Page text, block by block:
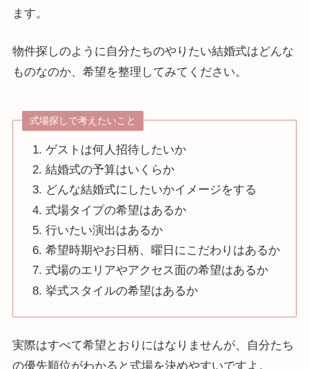
ます。
物件探しのように自分たちのやりたい結婚式はどんな
ものなのか、希望を整理してみてください。
式場探しで考えたいこと
ゲストは何人招待したいか
結婚式の予算はいくらか
どんな結婚式にしたいかイメージをする
式場タイプの希望はあるか
行いたい演出はあるか
希望時期やお日柄、曜日にこだわりはあるか
式場のエリアやアクセス面の希望はあるか
挙式スタイルの希望はあるか
実際はすべて希望とおりにはなりませんが、自分たち
の優先順位がわかると式場を決めやすいですよ。